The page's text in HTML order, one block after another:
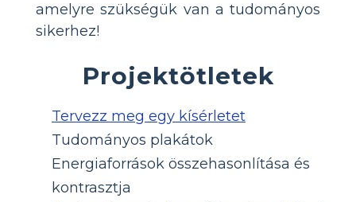
amelyre szükségük van a tudományos
sikerhez!
Projektötletek
Tervezz meg egy kísérletet
Tudományos plakátok
Energiaforrások összehasonlítása és
kontrasztja